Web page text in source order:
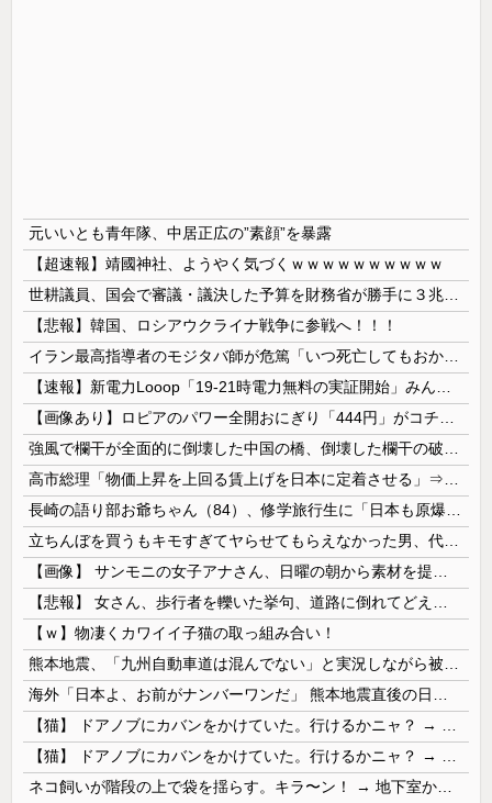
元いいとも青年隊、中居正広の”素顔”を暴露
【超速報】靖國神社、ようやく気づくｗｗｗｗｗｗｗｗｗｗ
【悲報】韓国、ロシアウクライナ戦争に参戦へ！！！
【ｗ】物凄くカワイイ子猫の取っ組み合い！